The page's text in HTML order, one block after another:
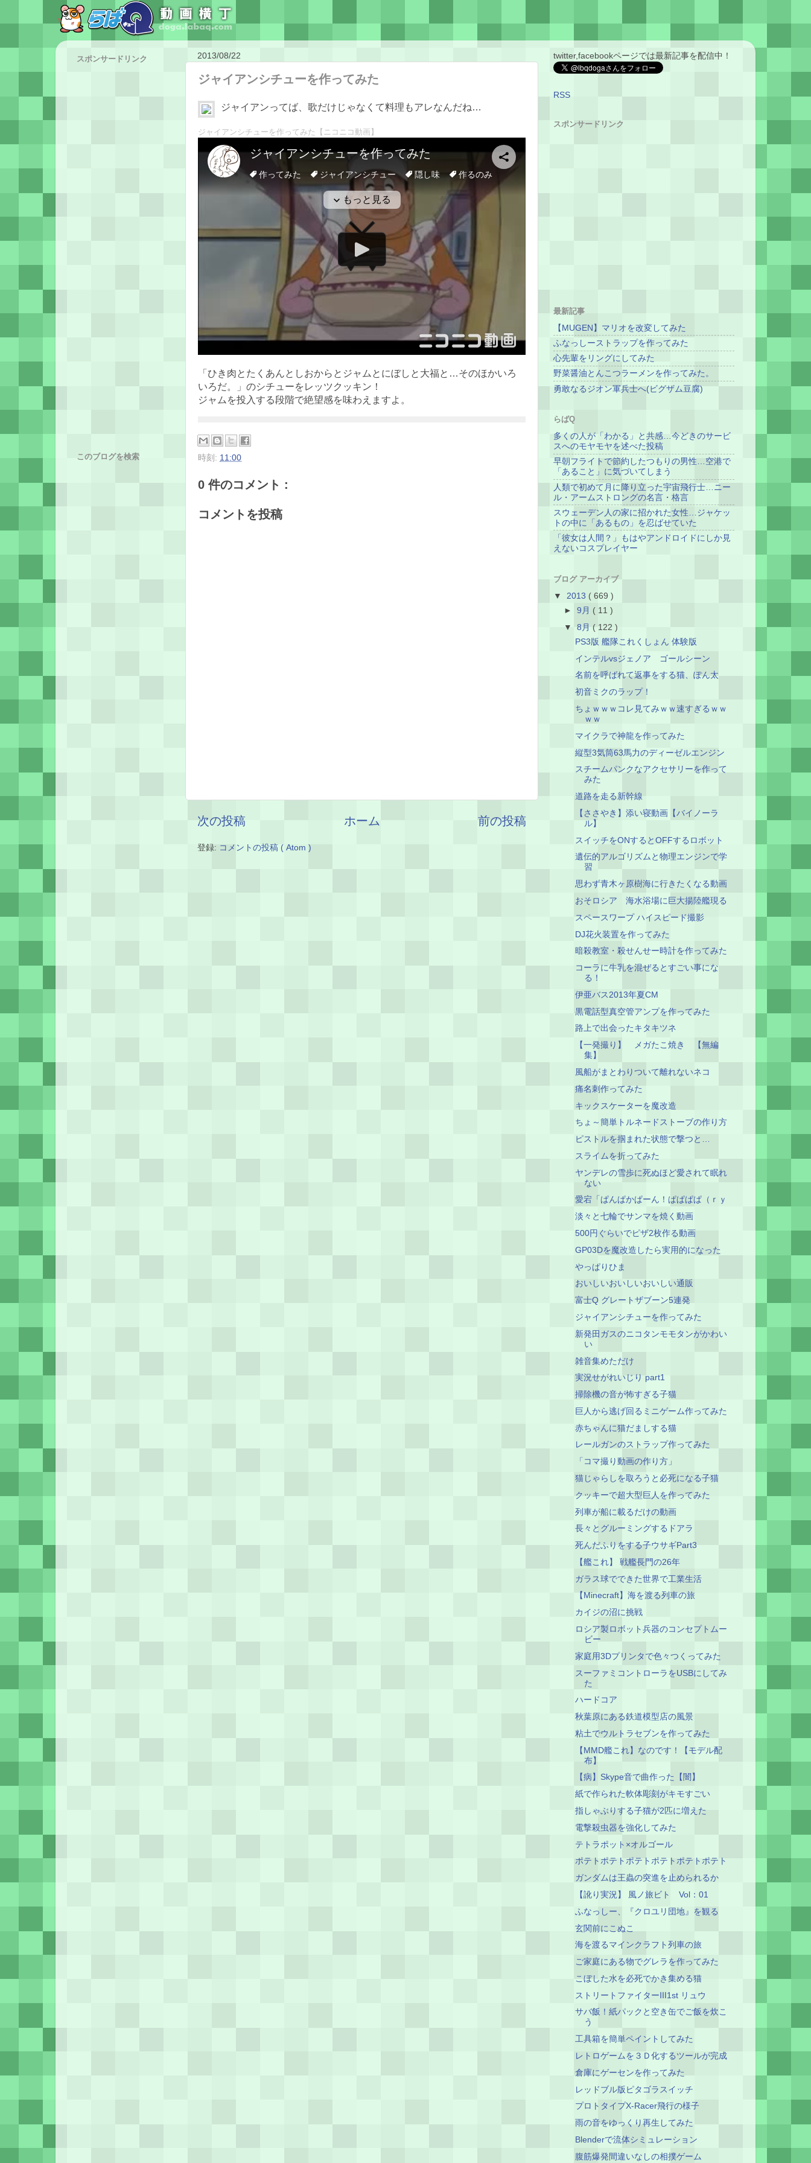
2013/08/22
ジャイアンシチューを作ってみた
ジャイアンってば、歌だけじゃなくて料理もアレなんだね…
ジャイアンシチューを作ってみた 【ニコニコ動画】
「ひき肉とたくあんとしおからとジャムとにぼしと大福と…そのほかいろ
いろだ。」のシチューをレッツクッキン！
ジャムを投入する段階で絶望感を味わえますよ。
時刻: 11:00
0 件のコメント :
コメントを投稿
次の投稿 前の投稿
ホーム
登録: コメントの投稿 ( Atom )
スポンサードリンク
このブログを検索
twitter,facebookページでは最新記事を配信中！
RSS
スポンサードリンク
最新記事
【MUGEN】マリオを改変してみた
ふなっしーストラップを作ってみた
心先輩をリングにしてみた
野菜醤油とんこつラーメンを作ってみた。
勇敢なるジオン軍兵士へ(ビグザム豆腐)
らばQ
多くの人が「わかる」と共感…今どきのサービ
スへのモヤモヤを述べた投稿
早朝フライトで節約したつもりの男性…空港で
「あること」に気づいてしまう
人類で初めて月に降り立った宇宙飛行士…ニー
ル・アームストロングの名言・格言
スウェーデン人の家に招かれた女性…ジャケッ
トの中に「あるもの」を忍ばせていた
「彼女は人間？」もはやアンドロイドにしか見
えないコスプレイヤー
ブログ アーカイブ
▼ 2013 ( 669 )
►9月 ( 11 )
▼8月 ( 122 )
PS3版 艦隊これくしょん 体験版
インテルvsジェノア ゴールシーン
名前を呼ばれて返事をする猫、ぽん太
初音ミクのラップ！
ちょｗｗｗコレ見てみｗｗ速すぎるｗｗ
ｗｗ
マイクラで神龍を作ってみた
縦型3気筒63馬力のディーゼルエンジン
スチームパンクなアクセサリーを作って
みた
道路を走る新幹線
【ささやき】添い寝動画【バイノーラ
ル】
スイッチをONするとOFFするロボット
遺伝的アルゴリズムと物理エンジンで学
習
思わず青木ヶ原樹海に行きたくなる動画
おそロシア 海水浴場に巨大揚陸艦現る
スペースワープ ハイスピード撮影
DJ花火装置を作ってみた
暗殺教室・殺せんせー時計を作ってみた
コーラに牛乳を混ぜるとすごい事にな
る！
伊亜バス2013年夏CM
黒電話型真空管アンプを作ってみた
路上で出会ったキタキツネ
【一発撮り】 メガたこ焼き 【無編
集】
風船がまとわりついて離れないネコ
痛名刺作ってみた
キックスケーターを魔改造
ちょ～簡単トルネードストーブの作り方
ピストルを掴まれた状態で撃つと…
スライムを折ってみた
ヤンデレの雪歩に死ぬほど愛されて眠れ
ない
愛宕「ぱんぱかぱーん！ぱぱぱぱ（ｒｙ
淡々と七輪でサンマを焼く動画
500円ぐらいでピザ2枚作る動画
GP03Dを魔改造したら実用的になった
やっぱりひま
おいしいおいしいおいしい通販
富士Q グレートザブーン5連発
ジャイアンシチューを作ってみた
新発田ガスのニコタンモモタンがかわい
い
雑音集めただけ
実況せがれいじり part1
掃除機の音が怖すぎる子猫
巨人から逃げ回るミニゲーム作ってみた
赤ちゃんに猫だましする猫
レールガンのストラップ作ってみた
「コマ撮り動画の作り方」
猫じゃらしを取ろうと必死になる子猫
クッキーで超大型巨人を作ってみた
列車が船に載るだけの動画
長々とグルーミングするドアラ
死んだふりをする子ウサギPart3
【艦これ】 戦艦長門の26年
ガラス球でできた世界で工業生活
【Minecraft】海を渡る列車の旅
カイジの沼に挑戦
ロシア製ロボット兵器のコンセプトムー
ビー
家庭用3Dプリンタで色々つくってみた
スーファミコントローラをUSBにしてみ
た
ハードコア
秋葉原にある鉄道模型店の風景
粘土でウルトラセブンを作ってみた
【MMD艦これ】なのです！【モデル配
布】
【病】Skype音で曲作った【闇】
紙で作られた軟体彫刻がキモすごい
指しゃぶりする子猫が2匹に増えた
電撃殺虫器を強化してみた
テトラポット×オルゴール
ポテトポテトポテトポテトポテトポテト
ガンダムは王蟲の突進を止められるか
【訛り実況】 風ノ旅ビト Vol：01
ふなっしー、『クロユリ団地』を観る
玄関前にこぬこ
海を渡るマインクラフト列車の旅
ご家庭にある物でグレラを作ってみた
こぼした水を必死でかき集める猫
ストリートファイターⅢ1st リュウ
サバ飯！紙パックと空き缶でご飯を炊こ
う
工具箱を簡単ペイントしてみた
レトロゲームを３Ｄ化するツールが完成
倉庫にゲーセンを作ってみた
レッドブル版ピタゴラスイッチ
プロトタイプX-Racer飛行の様子
雨の音をゆっくり再生してみた
Blenderで流体シミュレーション
腹筋爆発間違いなしの相撲ゲーム